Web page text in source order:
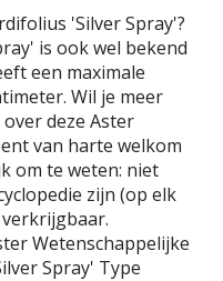
'Silver Spray'?
is ook wel bekend
een maximale
Wil je meer
deze Aster
van harte welkom
om te weten: niet
zijn (op elk
Wetenschappelijke
Spray' Type